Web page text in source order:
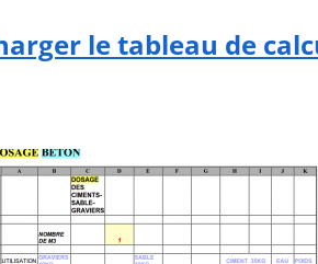
le tableau de